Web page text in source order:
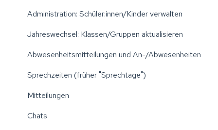
Administration: Schüler:innen/Kinder verwalten
Jahreswechsel: Klassen/Gruppen aktualisieren
Abwesenheitsmitteilungen und An-/Abwesenheiten
Sprechzeiten (früher "Sprechtage")
Mitteilungen
Chats